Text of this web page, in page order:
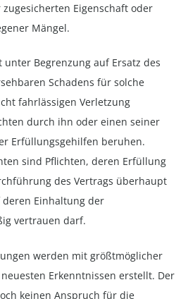
Eigenschaft oder
Mängel.
unter Begrenzung auf Ersatz des
Schadens für solche
fahrlässigen Verletzung
durch ihn oder einen seiner
Erfüllungsgehilfen beruhen.
sind Pflichten, deren Erfüllung
des Vertrags überhaupt
Einhaltung der
vertrauen darf.
werden mit größtmöglicher
Erkenntnissen erstellt. Der
keinen Anspruch für die